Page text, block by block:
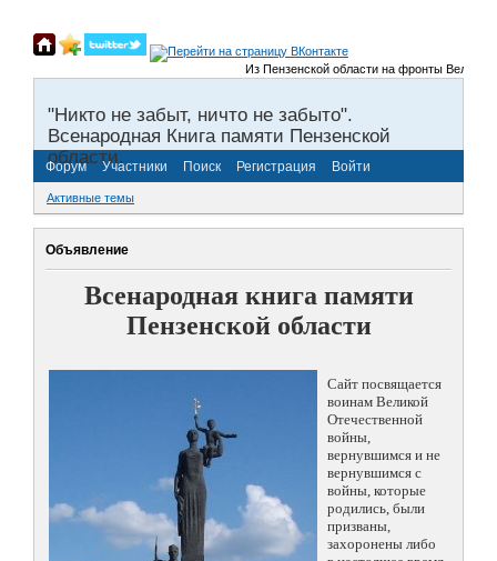
Из Пензенской области на фронты Великой
"Никто не забыт, ничто не забыто".
Всенародная Книга памяти Пензенской
области.
Форум Участники Поиск Регистрация Войти
Активные темы
Объявление
Всенародная книга памяти
Пензенской области
Сайт посвящается
воинам Великой
Отечественной
войны,
вернувшимся и не
вернувшимся с
войны, которые
родились, были
призваны,
захоронены либо